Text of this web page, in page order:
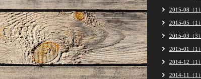
2015-08（1）
2015-05（1）
2015-03（3）
2015-01（1）
2014-12（1）
2014-11（1）